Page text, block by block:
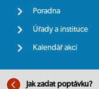
Poradna
Úřady a instituce
Kalendář akcí
Jak zadat poptávku?